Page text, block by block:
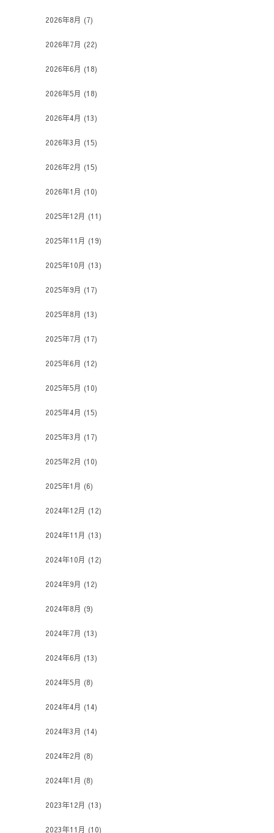
2026年8月 (7)
2026年7月 (22)
2026年6月 (18)
2026年5月 (18)
2026年4月 (13)
2026年3月 (15)
2026年2月 (15)
2026年1月 (10)
2025年12月 (11)
2025年11月 (19)
2025年10月 (13)
2025年9月 (17)
2025年8月 (13)
2025年7月 (17)
2025年6月 (12)
2025年5月 (10)
2025年4月 (15)
2025年3月 (17)
2025年2月 (10)
2025年1月 (6)
2024年12月 (12)
2024年11月 (13)
2024年10月 (12)
2024年9月 (12)
2024年8月 (9)
2024年7月 (13)
2024年6月 (13)
2024年5月 (8)
2024年4月 (14)
2024年3月 (14)
2024年2月 (8)
2024年1月 (8)
2023年12月 (13)
2023年11月 (10)